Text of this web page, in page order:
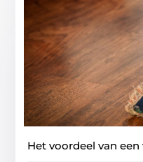
Het voordeel van